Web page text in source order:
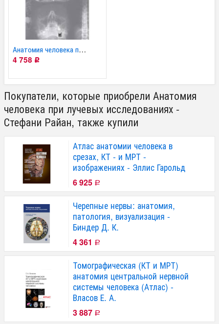
Анатомия человека при...
4 758 Р
Покупатели, которые приобрели Анатомия
человека при лучевых исследованиях -
Стефани Райан, также купили
Атлас анатомии человека в
срезах, КТ - и МРТ -
изображениях - Эллис Гарольд
6 925 Р
Черепные нервы: анатомия,
патология, визуализация -
Биндер Д. К.
4 361 Р
Томографическая (КТ и МРТ)
анатомия центральной нервной
системы человека (Атлас) -
Власов Е. А.
3 887 Р